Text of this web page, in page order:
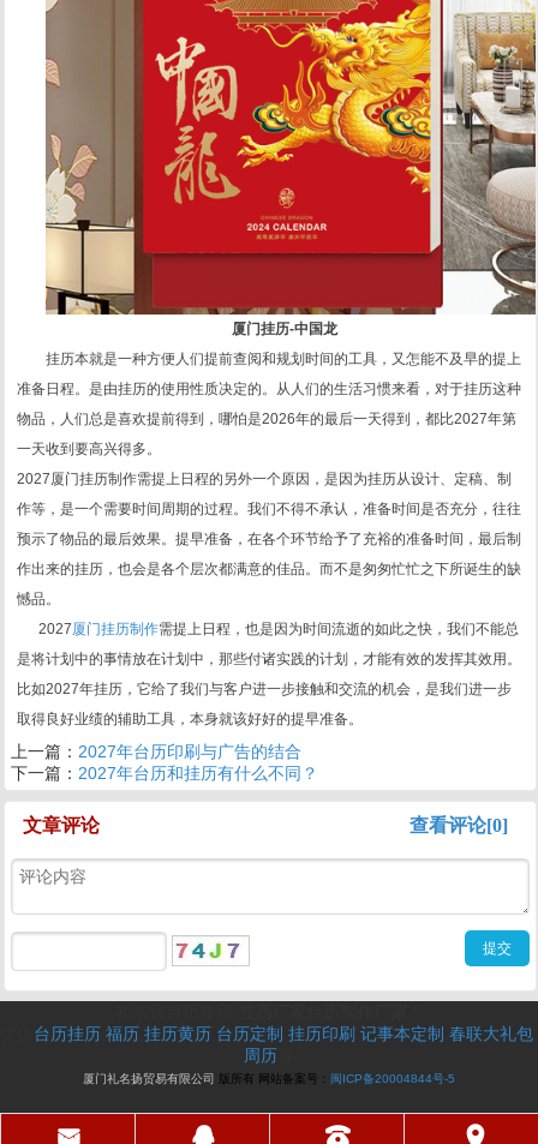
1
厦门挂历-中国龙
挂历本就是一种方便人们提前查阅和规划时间的工具，又怎能不及早的提上
准备日程。是由挂历的使用性质决定的。从人们的生活习惯来看，对于挂历这种
物品，人们总是喜欢提前得到，哪怕是2026年的最后一天得到，都比2027年第
一天收到要高兴得多。
2027厦门挂历制作需提上日程的另外一个原因，是因为挂历从设计、定稿、制
作等，是一个需要时间周期的过程。我们不得不承认，准备时间是否充分，往往
预示了物品的最后效果。提早准备，在各个环节给予了充裕的准备时间，最后制
作出来的挂历，也会是各个层次都满意的佳品。而不是匆匆忙忙之下所诞生的缺
憾品。
2027厦门挂历制作需提上日程，也是因为时间流逝的如此之快，我们不能总
是将计划中的事情放在计划中，那些付诸实践的计划，才能有效的发挥其效用。
比如2027年挂历，它给了我们与客户进一步接触和交流的机会，是我们进一步
取得良好业绩的辅助工具，本身就该好好的提早准备。
上一篇： 2027年台历印刷与广告的结合
下一篇： 2027年台历和挂历有什么不同？
查看评论[0]
文章评论
台历挂历 福历 挂历黄历 台历定制 挂历印刷 记事本定制 春联大礼包
周历
厦门礼名扬贸易有限公司 版所有 网站备案号 ： 闽ICP备20004844号-5
󰄸 󰇇 󰇯 󰅊